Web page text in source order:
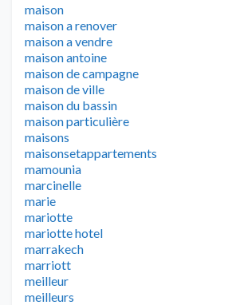
maison
maison a renover
maison a vendre
maison antoine
maison de campagne
maison de ville
maison du bassin
maison particulière
maisons
maisonsetappartements
mamounia
marcinelle
marie
mariotte
mariotte hotel
marrakech
marriott
meilleur
meilleurs